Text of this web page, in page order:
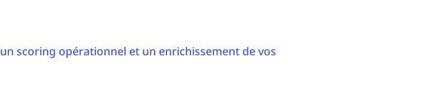
un scoring opérationnel et un enrichissement de vos